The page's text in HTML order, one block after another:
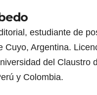
estudiante de
Cuyo, Argentina.
del Claustro
y Colombia.